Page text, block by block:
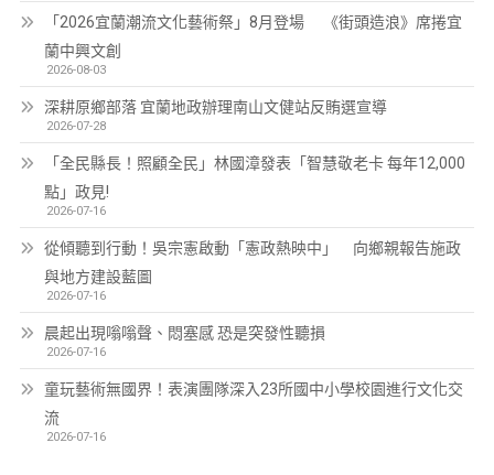
「2026宜蘭潮流文化藝術祭」8月登場 《街頭造浪》席捲宜
蘭中興文創
2026-08-03
深耕原鄉部落 宜蘭地政辦理南山文健站反賄選宣導
2026-07-28
「全民縣長！照顧全民」林國漳發表「智慧敬老卡 每年12,000
點」政見!
2026-07-16
從傾聽到行動！吳宗憲啟動「憲政熱映中」 向鄉親報告施政
與地方建設藍圖
2026-07-16
晨起出現嗡嗡聲、悶塞感 恐是突發性聽損
2026-07-16
童玩藝術無國界！表演團隊深入23所國中小學校園進行文化交
流
2026-07-16